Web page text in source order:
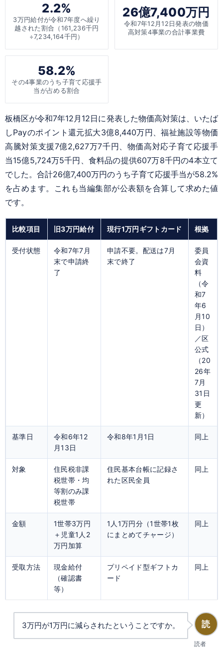
2.2%
3万円給付が令和7年度へ繰り
越された割合（161,236千円
÷7,234,164千円）
26億7,400万円
令和7年12月12日発表の物価
高対策4事業の合計事業費
58.2%
その4事業のうち子育て応援手
当が占める割合
板橋区が令和7年12月12日に発表した物価高対策は、いたば
しPayのポイント還元拡大3億8,440万円、福祉施設等物価
高騰対策支援7億2,627万7千円、物価高対応子育て応援手
当15億5,724万5千円、食料品の提供607万8千円の4本立て
でした。合計26億7,400万円のうち子育て応援手当が58.2%
を占めます。これも当編集部が公表額を合算して求めた値
です。
比較項目 旧3万円給付 現行1万円ギフトカード 根拠
受付状態
令和7年7月
末で申請終
了
申請不要。配送は7月
末で終了
委員
会資
料
（令
和7
年6
月10
日）
／区
公式
（20
26年
7月
31日
更
新）
基準日
令和6年12
月13日
令和8年1月1日 同上
対象
住民税非課
税世帯・均
等割のみ課
税世帯
住民基本台帳に記録さ
れた区民全員
同上
金額
1世帯3万円
＋児童1人2
万円加算
1人1万円分（1世帯1枚
にまとめてチャージ）
同上
受取方法
現金給付
（確認書
等）
プリペイド型ギフトカ
ード
同上
読
読者
3万円が1万円に減らされたということですか。